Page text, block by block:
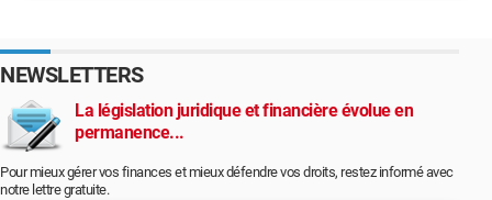
NEWSLETTERS
La législation juridique et financière évolue en
permanence...
Pour mieux gérer vos finances et mieux défendre vos droits, restez informé avec
notre lettre gratuite.